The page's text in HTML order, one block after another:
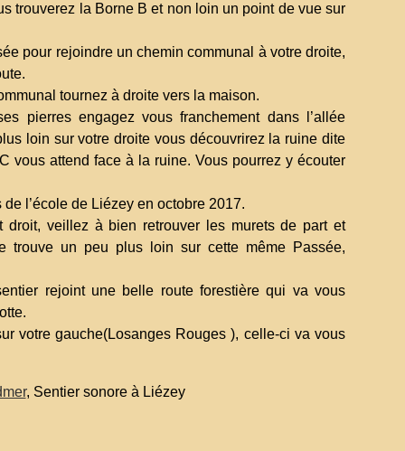
trouverez la Borne B et non loin un point de vue sur
pour rejoindre un chemin communal à votre droite,
tournez à droite vers la maison.
pierres engagez vous franchement dans l’allée
loin sur votre droite vous découvrirez la ruine dite
vous attend face à la ruine. Vous pourrez y écouter
l’école de Liézey en octobre 2017.
veillez à bien retrouver les murets de part et
trouve un peu plus loin sur cette même Passée,
rejoint une belle route forestière qui va vous
votre gauche(Losanges Rouges ), celle-ci va vous
, Sentier sonore à Liézey